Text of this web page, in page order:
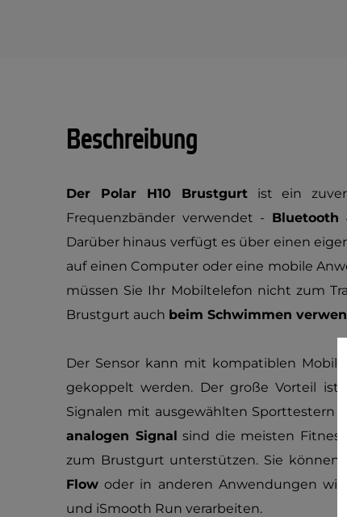
Beschreibung
Der Polar H10 Brustgurtist ein
Frequenzbänder verwendet - Bluetooth
Darüber hinaus verfügt es über einen
auf einen Computer oder eine mobile
müssen Sie Ihr Mobiltelefon nicht zum
Brustgurt auch beim Schwimmen
Der Sensor kann mit kompatiblen
gekoppelt werden. Der große Vorteil ist
Signalen mit ausgewählten Sporttestern
analogen Signal sind die meisten
zum Brustgurt unterstützen. Sie
Flow oder in anderen Anwendungen wie
und iSmooth Run verarbeiten.